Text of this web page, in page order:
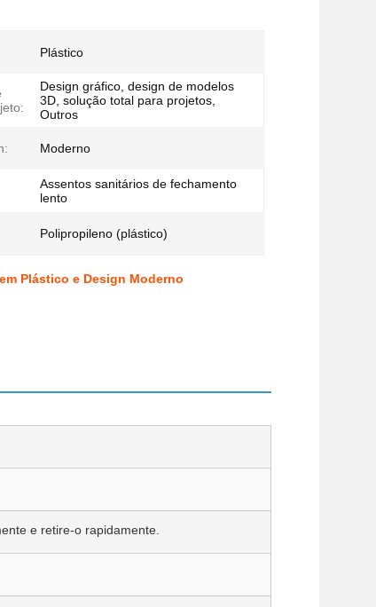
Plástico
Design gráfico, design de modelos
3D, solução total para projetos,
Outros
Moderno
Assentos sanitários de fechamento
lento
Polipropileno (plástico)
Plástico e Design Moderno
e retire-o rapidamente.